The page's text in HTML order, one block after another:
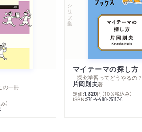
の一冊
）
シリーズ・全集
マイテーマの探し方
─探究学習ってどうやるの？
片岡則夫著
定価:1,320円 （10％税込み）
ISBN:978-4-480-25117-6